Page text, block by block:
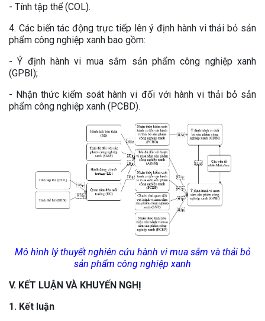
- Tính tập thể (COL).
4. Các biến tác động trực tiếp lên ý định hành vi thải bỏ sản
phẩm công nghiệp xanh bao gồm:
- Ý định hành vi mua sắm sản phẩm công nghiệp xanh
(GPBI);
- Nhận thức kiểm soát hành vi đối với hành vi thải bỏ sản
phẩm công nghiệp xanh (PCBD).
Mô hình lý thuyết nghiên cứu hành vi mua sắm và thải bỏ
sản phẩm công nghiệp xanh
V. KẾT LUẬN VÀ KHUYẾN NGHỊ
1. Kết luận